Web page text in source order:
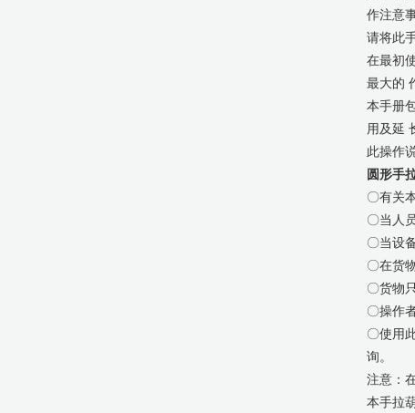
作注意
请将此
在最初
最大的
本手册
用及延
此操作
圆形手
〇有关
〇当人
〇当设
〇在货
〇货物
〇操作
〇使用
询。
注意：
本手拉